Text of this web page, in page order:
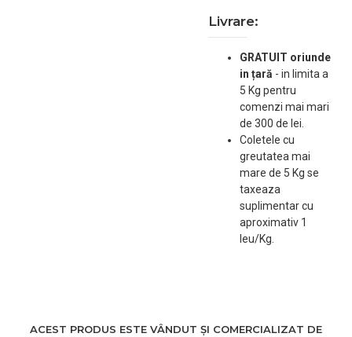
Livrare:
GRATUIT oriunde
in țară - in limita a
5 Kg pentru
comenzi mai mari
de 300 de lei.
Coletele cu
greutatea mai
mare de 5 Kg se
taxeaza
suplimentar cu
aproximativ 1
leu/Kg.
ACEST PRODUS ESTE VÂNDUT ȘI COMERCIALIZAT DE